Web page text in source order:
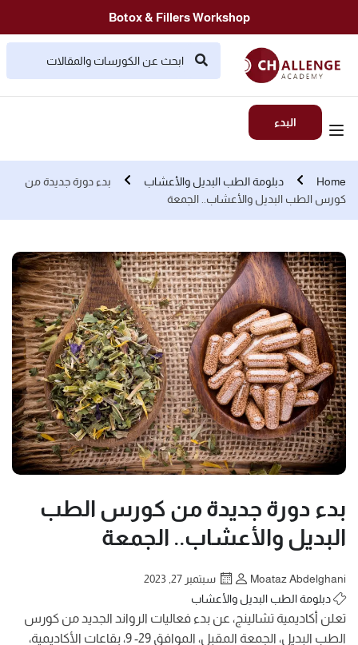
Botox & Fillers Workshop
البدء
Home دبلومة الطب البديل والأعشاب
بدء دورة جديدة من
كورس الطب البديل والأعشاب.. الجمعة
بدء دورة جديدة من كورس الطب
البديل والأعشاب.. الجمعة
Moataz Abdelghani
سبتمبر 27, 2023
دبلومة الطب البديل والأعشاب
تعلن أكاديمية تشالينج، عن بدء فعاليات الرواند الجديد من كورس
الطب البديل، الجمعة المقبل، الموافق 29- 9، بقاعات الأكاديمية،